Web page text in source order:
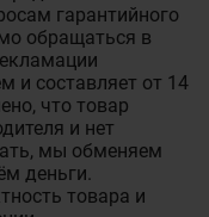
гарантийного
обращаться в
и составляет от 14
что товар
и нет
мы обменяем
деньги.
товара и